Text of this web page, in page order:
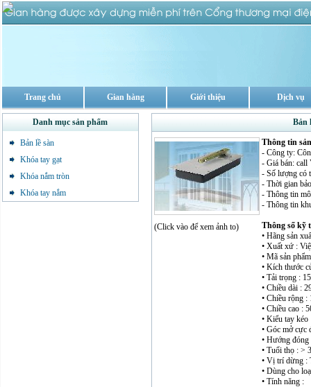
Trang chủ Gian hàng Giới thiệu Dịch vụ
Danh mục sản phẩm
Bản lề sàn
Khóa tay gạt
Khóa nắm tròn
Khóa tay nắm
Bản
(Click vào để xem ảnh to)
Thông tin
- Công ty:
- Giá bán:
- Số lượng có
- Thời gian
- Thông tin
- Thông tin
Thông số kỹ
• Hãng sản
• Xuất xứ :
• Mã sản
• Kích thước
• Tải trọng :
• Chiều dài :
• Chiều rộng :
• Chiều cao :
• Kiểu tay
• Góc mở cực
• Hướng
• Tuổi thọ : >
• Vị trí dừng :
• Dùng cho
• Tính năng :